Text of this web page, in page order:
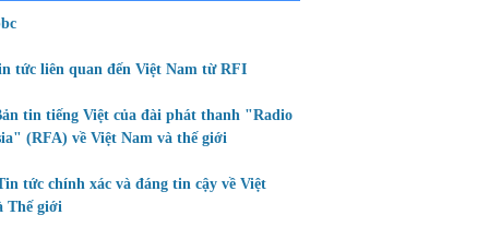
tức liên quan đến Việt Nam từ RFI
tin tiếng Việt của đài phát thanh "Radio
(RFA) về Việt Nam và thế giới
tức chính xác và đáng tin cậy về Việt
Thế giới